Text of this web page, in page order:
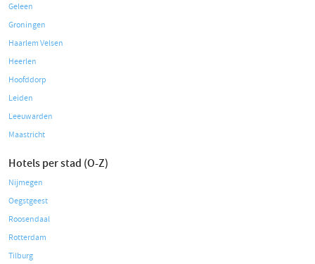
Geleen
Groningen
Haarlem Velsen
Heerlen
Hoofddorp
Leiden
Leeuwarden
Maastricht
Hotels per stad (O-Z)
Nijmegen
Oegstgeest
Roosendaal
Rotterdam
Tilburg